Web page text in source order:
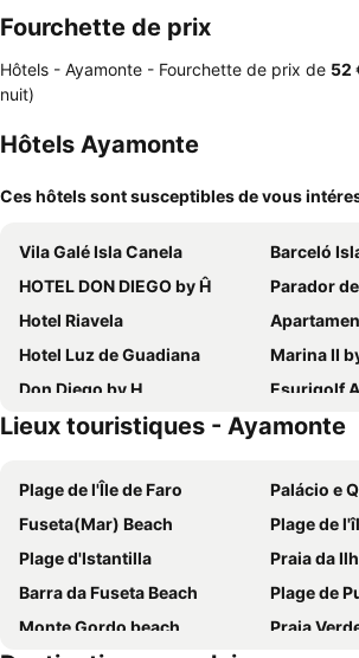
Fourchette de prix
Hôtels - Ayamonte - Fourchette de prix de ‎52
nuit)
Hôtels Ayamonte
Ces hôtels sont susceptibles de vous
Vila Galé Isla Canela
Barceló
HOTEL DON DIEGO by Ĥ
Parador
Hotel Riavela
Hotel Luz de Guadiana
Marina II
Don Diego by H
Esurigolf Ayamonte
Rincon Canela
Village
Pousada Vila Real de Santo António
Isla Canela Golf
Hotel
Our Little House
Alcazar
Monte Gordo Hotel Apartamentos & Spa
Hotel Alba
The Prime Energize
Lieux touristiques - Ayamonte
Plage de l'Île de Faro
Palácio e
Fuseta(Mar) Beach
Plage de
Plage d'Istantilla
Praia da
Barra da Fuseta Beach
Plage de
Monte Gordo beach
Praia